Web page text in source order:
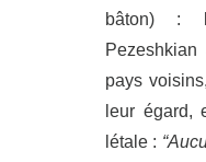
bâton) :
pays
leur égard,
létale :